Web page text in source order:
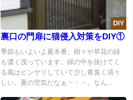
DIY
裏口の門扉に猫侵入対策をDIY①
季節もいよいよ夏本番、樹々や草花の緑
も濃く茂っています。緑の中を抜けてく
る風はヒンヤリしていて少し青臭く清々
しい。夏の空気だなぁ・・・。なん...